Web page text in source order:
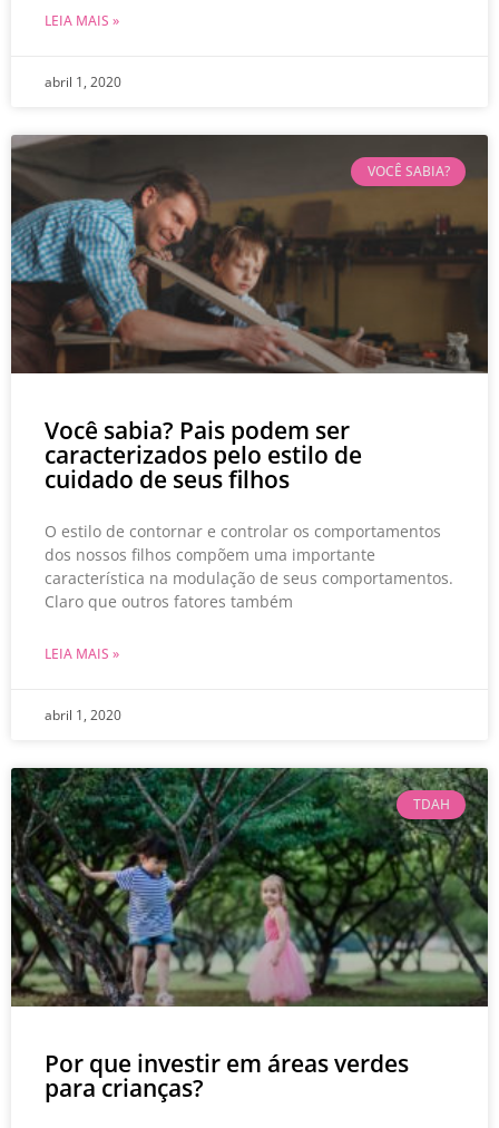
LEIA MAIS »
abril 1, 2020
VOCÊ SABIA?
Você sabia? Pais podem ser
caracterizados pelo estilo de
cuidado de seus filhos
O estilo de contornar e controlar os comportamentos
dos nossos filhos compõem uma importante
característica na modulação de seus comportamentos.
Claro que outros fatores também
LEIA MAIS »
abril 1, 2020
TDAH
Por que investir em áreas verdes
para crianças?